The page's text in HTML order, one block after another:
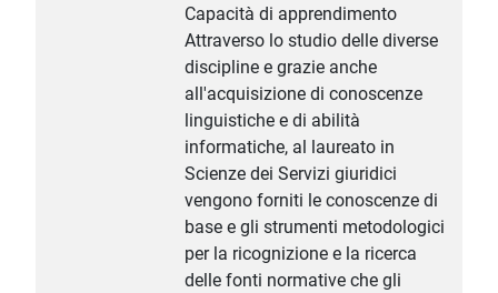
Capacità di apprendimento
Attraverso lo studio delle diverse
discipline e grazie anche
all'acquisizione di conoscenze
linguistiche e di abilità
informatiche, al laureato in
Scienze dei Servizi giuridici
vengono forniti le conoscenze di
base e gli strumenti metodologici
per la ricognizione e la ricerca
delle fonti normative che gli